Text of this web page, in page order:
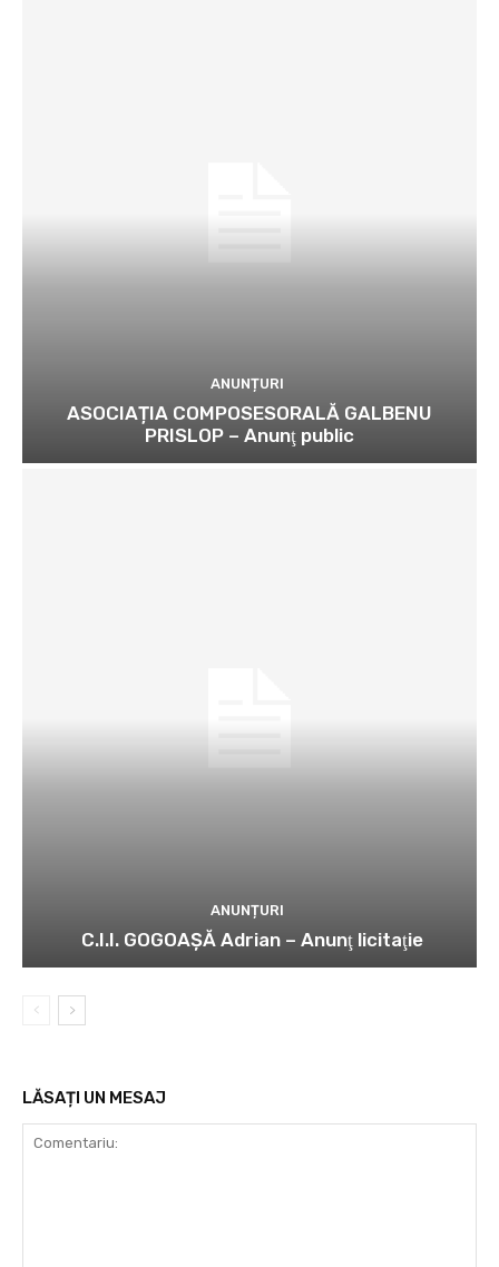
ANUNȚURI
ASOCIAȚIA COMPOSESORALĂ GALBENU
PRISLOP – Anunţ public
ANUNȚURI
C.I.I. GOGOAŞĂ Adrian – Anunţ licitaţie
LĂSAȚI UN MESAJ